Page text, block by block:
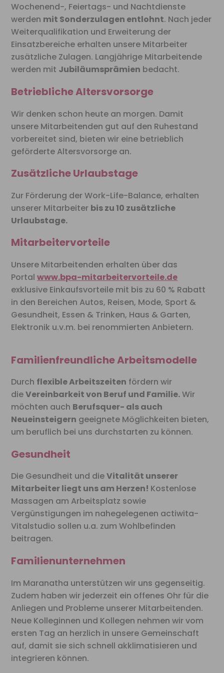
Wochenend-, Feiertags- und Nachtdienste
werden mit Sonderzulagen entlohnt. Nach jeder
Weiterqualifikation und Erweiterung der
Einsatzbereiche erhalten unsere Mitarbeiter
zusätzliche Zulagen. Langjährige Mitarbeitende
werden mit Jubiläumsprämien bedacht.
Betriebliche Altersvorsorge
Wir denken schon heute an morgen. Damit
unsere Mitarbeitenden gut auf den Ruhestand
vorbereitet sind, bieten wir eine betrieblich
geförderte Altersvorsorge an.
Zusätzliche Urlaubstage
Zur Förderung der Work-Life-Balance, erhalten
unserer Mitarbeiter bis zu 10 zusätzliche
Urlaubstage.
Mitarbeitervorteile
Unsere Mitarbeitenden erhalten über das
Portalwww.bpa-mitarbeitervorteile.de
exklusive Einkaufsvorteile mit bis zu 60 % Rabatt
in den Bereichen Autos, Reisen, Mode, Sport &
Gesundheit, Essen & Trinken, Haus & Garten,
Elektronik u.v.m. bei renommierten Anbietern.
Familienfreundliche Arbeitsmodelle
Durch flexible Arbeitszeiten fördern wir
dieVereinbarkeit von Beruf und Familie.Wir
möchten auch Berufsquer- als auch
Neueinsteigern geeignete Möglichkeiten bieten,
um beruflich bei uns durchstarten zu können.
Gesundheit
Die Gesundheit und dieVitalität unserer
Mitarbeiter liegt uns am Herzen! Kostenlose
Massagen am Arbeitsplatz sowie
Vergünstigungen im nahegelegenen actiwita-
Vitalstudio sollen u.a. zum Wohlbefinden
beitragen.
Familienunternehmen
Im Maranatha unterstützen wir uns gegenseitig.
Zudem haben wir jederzeit ein offenes Ohr für die
Anliegen und Probleme unserer Mitarbeitenden.
Neue Kolleginnen und Kollegen nehmen wir vom
ersten Tag an herzlich in unsere Gemeinschaft
auf, damit sie sich schnell akklimatisieren und
integrieren können.